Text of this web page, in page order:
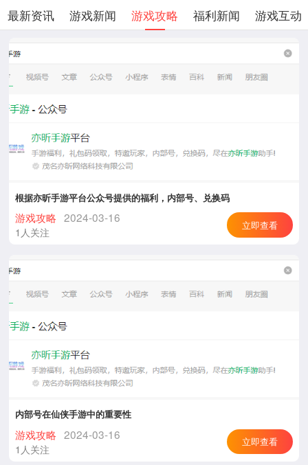
最新资讯 游戏新闻 游戏攻略 福利新闻 游戏互动
根据亦昕手游平台公众号提供的福利，内部号、兑换码
游戏攻略 2024-03-16
1人关注
立即查看
内部号在仙侠手游中的重要性
游戏攻略 2024-03-16
1人关注
立即查看